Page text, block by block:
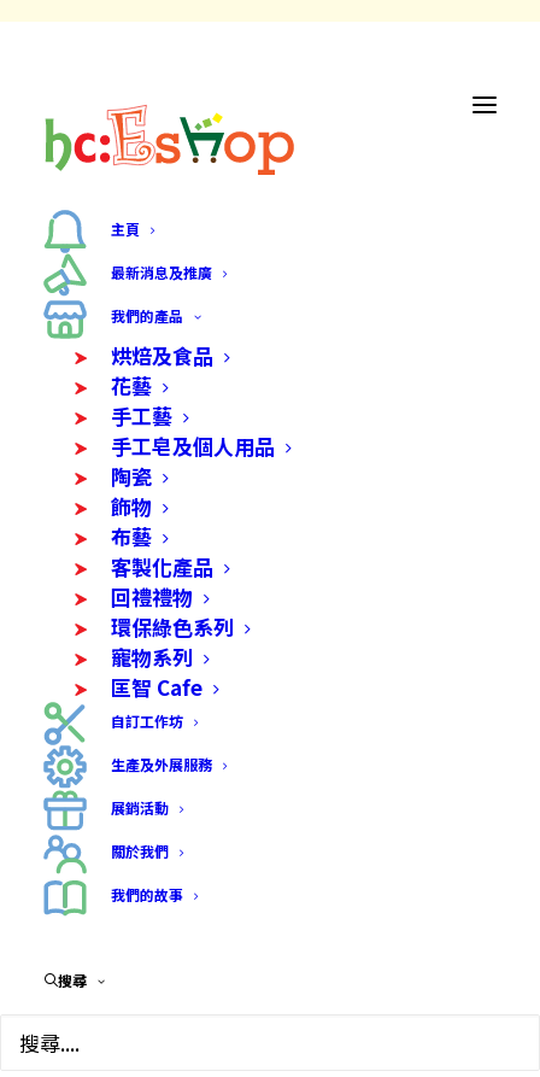
主頁
最新消息及推廣
我們的產品
烘焙及食品
花藝
手工藝
手工皂及個人用品
陶瓷
飾物
布藝
客製化產品
回禮禮物
環保綠色系列
寵物系列
匡智 Cafe
自訂工作坊
生產及外展服務
展銷活動
關於我們
我們的故事
搜尋
自編自畫熨印袋
$188.00
學員用心一針一線製作自編自畫熨印袋別具心意。